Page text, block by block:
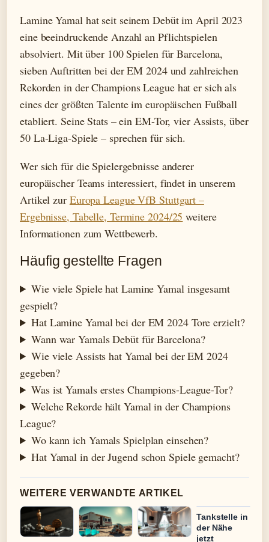
Lamine Yamal hat seit seinem Debüt im April 2023
eine beeindruckende Anzahl an Pflichtspielen
absolviert. Mit über 100 Spielen für Barcelona,
sieben Auftritten bei der EM 2024 und zahlreichen
Rekorden in der Champions League hat er sich als
eines der größten Talente im europäischen Fußball
etabliert. Seine Stats – ein EM-Tor, vier Assists, über
50 La-Liga-Spiele – sprechen für sich.
Wer sich für die Spielergebnisse anderer
europäischer Teams interessiert, findet in unserem
Artikel zur Europa League VfB Stuttgart –
Ergebnisse, Tabelle, Termine 2024/25 weitere
Informationen zum Wettbewerb.
Häufig gestellte Fragen
Wie viele Spiele hat Lamine Yamal insgesamt
gespielt?
Hat Lamine Yamal bei der EM 2024 Tore erzielt?
Wann war Yamals Debüt für Barcelona?
Wie viele Assists hat Yamal bei der EM 2024
gegeben?
Was ist Yamals erstes Champions-League-Tor?
Welche Rekorde hält Yamal in der Champions
League?
Wo kann ich Yamals Spielplan einsehen?
Hat Yamal in der Jugend schon Spiele gemacht?
WEITERE VERWANDTE ARTIKEL
Tankstelle in
der Nähe
jetzt